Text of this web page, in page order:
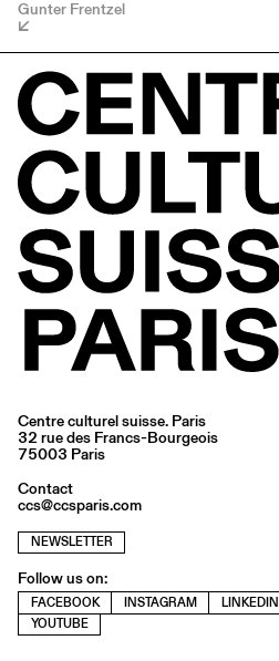
Gunter Frentzel
Centre culturel suisse. Paris
32 rue des Francs-Bourgeois
75003 Paris
Contact
ccs@ccsparis.com
NEWSLETTER
Follow us on:
FACEBOOK INSTAGRAM
LINKEDIN
YOUTUBE